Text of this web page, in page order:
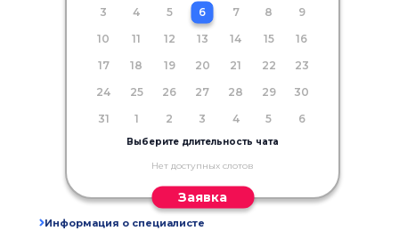
3
4 5 6 7 8
9
10
11 12 13 14 15
16
17
18 19 20 21 22
23
24
25 26 27 28 29
30
31
1 2 3 4 5 6
Выберите длительность чата
Нет доступных слотов
Заявка
Информация о специалисте